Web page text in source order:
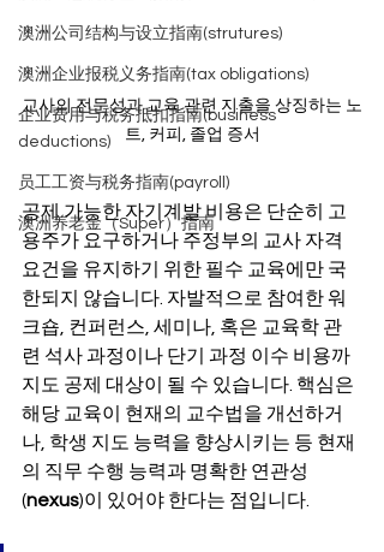
澳洲公司结构与设立指南(strutures)
澳洲企业报税义务指南(tax obligations)
企业费用与税务抵扣指南(business
deductions)
员工工资与税务指南(payroll)
澳洲养老金（Super）指南
교사의 전문성과 교육 관련 지출을 상징하는 노
트, 커피, 졸업 증서
공제 가능한 자기계발 비용은 단순히 고
용주가 요구하거나 주정부의 교사 자격
요건을 유지하기 위한 필수 교육에만 국
한되지 않습니다. 자발적으로 참여한 워
크숍, 컨퍼런스, 세미나, 혹은 교육학 관
련 석사 과정이나 단기 과정 이수 비용까
지도 공제 대상이 될 수 있습니다. 핵심은
해당 교육이 현재의 교수법을 개선하거
나, 학생 지도 능력을 향상시키는 등 현재
의 직무 수행 능력과 명확한 연관성
(nexus)이 있어야 한다는 점입니다.